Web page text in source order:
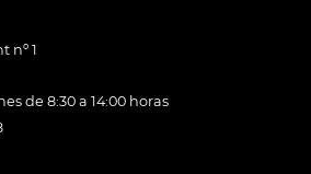
nº 1
de 8:30 a 14:00 horas